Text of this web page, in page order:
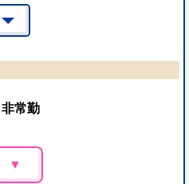
非常勤